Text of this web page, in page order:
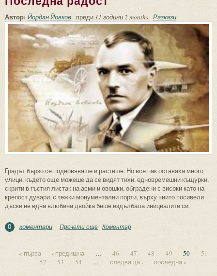
Автор: Йордан Йовков преди 11 години 2 months Разкази
Градът бързо се подновяваше и растеше. Но все пак оставаха много
улици, където още можеше да се видят тихи, едновремешни къщурки,
скрити в гъстия листак на асми и овошки, обградени с високи като на
крепост дувари, с тежки монументални порти, върху чиито посивели
дъски не една влюбена двойка беше издълбала инициалите си.
0 коментари Прочети още about Последна радост
Коментар
Страници
« първа ‹ предишна … 46 47 48 49 50
51
52
53 54 … следваща › последна »